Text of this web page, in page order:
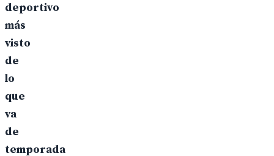
deportivo
más
visto
de
lo
que
va
de
temporada